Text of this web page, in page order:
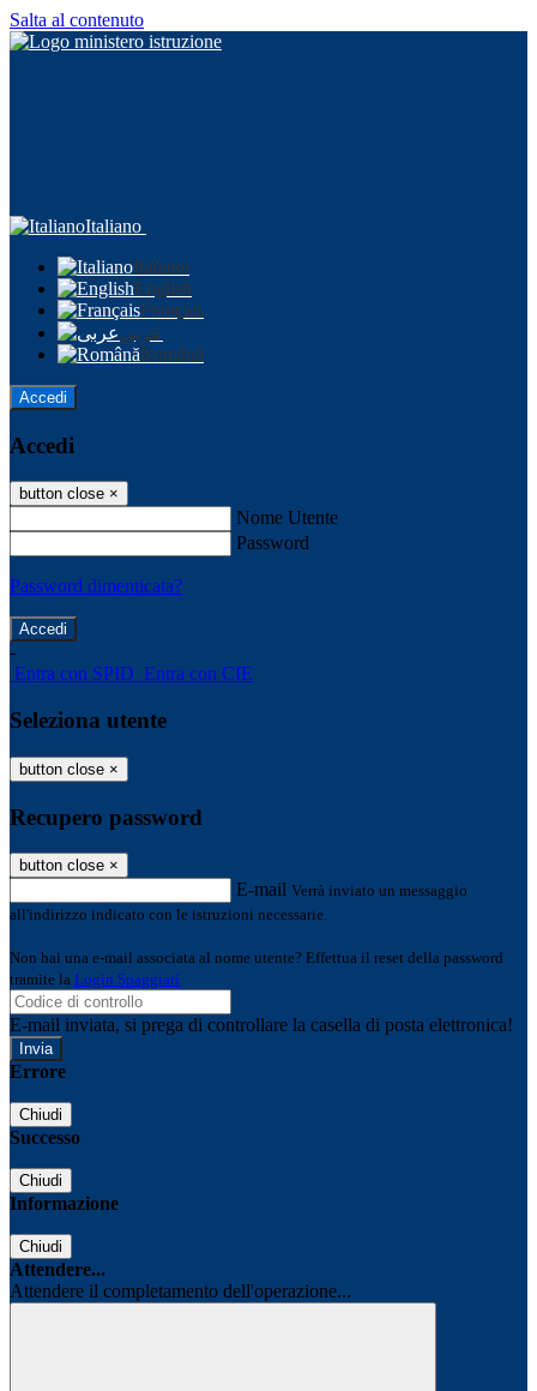
Salta al contenuto
Italiano
Italiano
English
Français
عربى
Română
Accedi
Accedi
button close ×
Nome Utente
Password
Password dimenticata?
-
Entra con SPID Entra con CIE
Seleziona utente
button close ×
Recupero password
button close ×
E-mail Verrà inviato un messaggio
all'indirizzo indicato con le istruzioni necessarie.
Non hai una e-mail associata al nome utente? Effettua il reset della password
tramite la Login Spaggiari
E-mail inviata, si prega di controllare la casella di posta elettronica!
Errore
Chiudi
Successo
Chiudi
Informazione
Chiudi
Attendere...
Attendere il completamento dell'operazione...